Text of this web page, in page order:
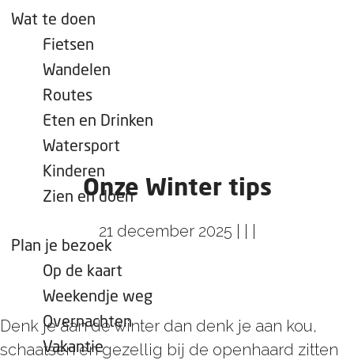
a
Wat te doen
Fietsen
Wandelen
Routes
Eten en Drinken
Watersport
Kinderen
Zien en doen
Plan je bezoek
Op de kaart
Weekendje weg
Overnachten
Vakantie
Onze Winter tips
21 december 2025
Denk je aan de winter dan denk je aan kou,
schaatsen en gezellig bij de openhaard zitten